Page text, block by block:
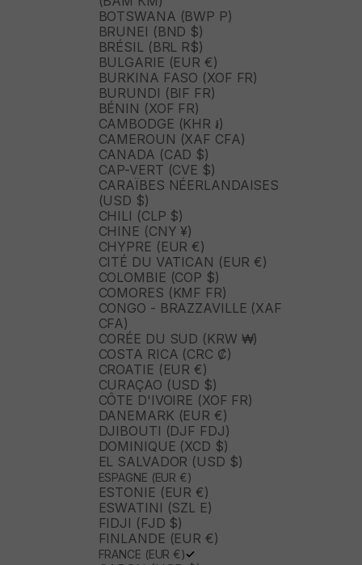
BOTSWANA (BWP P)
BRUNEI (BND $)
BRÉSIL (BRL R$)
BULGARIE (EUR €)
BURKINA FASO (XOF FR)
BURUNDI (BIF FR)
BÉNIN (XOF FR)
CAMBODGE (KHR ៛)
CAMEROUN (XAF CFA)
CANADA (CAD $)
CAP-VERT (CVE $)
CARAÏBES NÉERLANDAISES
(USD $)
CHILI (CLP $)
CHINE (CNY ¥)
CHYPRE (EUR €)
CITÉ DU VATICAN (EUR €)
COLOMBIE (COP $)
COMORES (KMF FR)
CONGO - BRAZZAVILLE (XAF
CFA)
CORÉE DU SUD (KRW ₩)
COSTA RICA (CRC ₡)
CROATIE (EUR €)
CURAÇAO (USD $)
CÔTE D'IVOIRE (XOF FR)
DANEMARK (EUR €)
DJIBOUTI (DJF FDJ)
DOMINIQUE (XCD $)
EL SALVADOR (USD $)
ESPAGNE (EUR €)
ESTONIE (EUR €)
ESWATINI (SZL E)
FIDJI (FJD $)
FINLANDE (EUR €)
FRANCE (EUR €)